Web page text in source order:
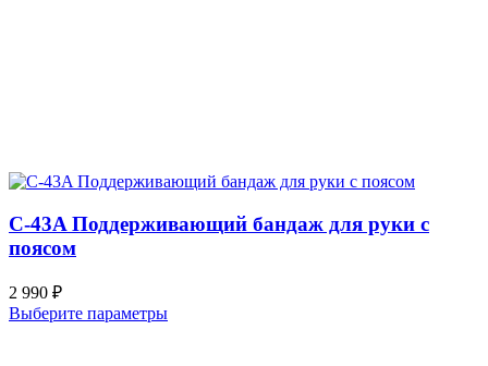
C-43A Поддерживающий бандаж для руки с
поясом
2 990 ₽
Выберите параметры